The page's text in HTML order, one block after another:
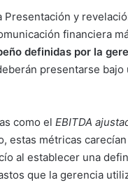
Presentación y
financiera
definidas por la
presentarse bajo
como el EBITDA
estas métricas
al establecer una
que la gerencia